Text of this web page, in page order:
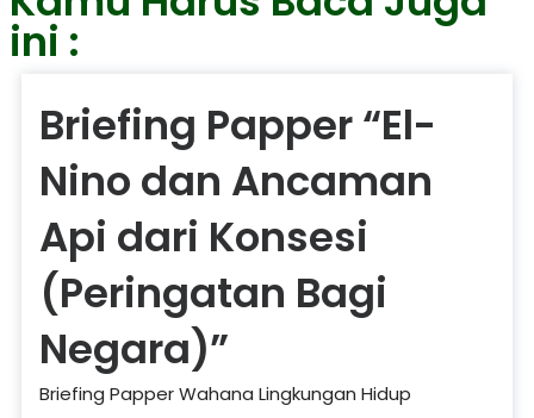
ini :
Briefing Papper “El-
Nino dan Ancaman
Api dari Konsesi
(Peringatan Bagi
Negara)”
Briefing Papper Wahana Lingkungan Hidup